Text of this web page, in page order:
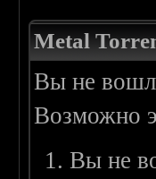
Metal
Вы не
Возможно
Вы не